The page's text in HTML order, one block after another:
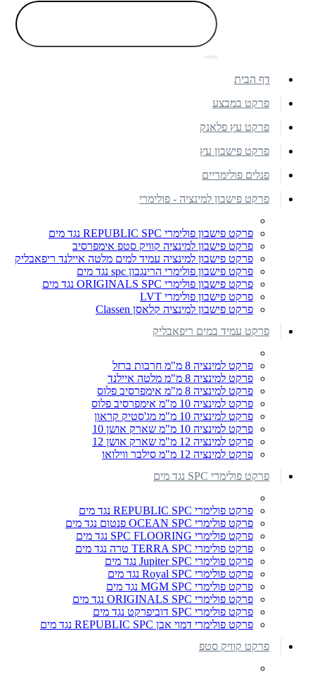
דף הבית
פרקט במבצע
פרקט עץ פלאנק
פרקט פישבון עץ
פנלים פולימריים
פרקט פישבון למינציה - פולימרי
פרקט פישבון פולימרי REPUBLIC SPC נגד מים
פרקט פישבון למינציה קוויק סטפ אימפרסיב
פרקט פישבון למינציה עמיד למים מלטה איילנד ריפאבליק
פרקט פישבון פולימרי הרינגבון spc נגד מים
פרקט פישבון פולימרי ORIGINALS SPC נגד מים
פרקט פישבון פולימרי LVT
פרקט פישבון למינציה קלאסן Classen
פרקט עמיד במים ריפאבליק
פרקט למינציה 8 מ"מ חרבות ברזל
פרקט למינציה 8 מ"מ מלטה איילנד
פרקט למינציה 8 מ"מ אימפרסיב פלוס
פרקט למינציה 10 מ"מ אימפרסיב פלוס
פרקט למינציה 10 מ"מ מג'סטיק קראון
פרקט למינציה 10 מ"מ שארק אושן 10
פרקט למינציה 12 מ"מ שארק אושן 12
פרקט למינציה 12 מ"מ סילבר ווילואו
פרקט פולימרי SPC נגד מים
פרקט פולימרי REPUBLIC SPC נגד מים
פרקט פולימרי OCEAN SPC פנטום נגד מים
פרקט פולימרי SPC FLOORING נגד מים
פרקט פולימרי TERRA SPC טרה נגד מים
פרקט פולימרי Jupiter SPC נגד מים
פרקט פולימרי Royal SPC נגד מים
פרקט פולימרי MGM SPC נגד מים
פרקט פולימרי ORIGINALS SPC נגד מים
פרקט פולימרי SPC דוביפרקט נגד מים
פרקט פולימרי דמוי אבן REPUBLIC SPC נגד מים
פרקט קוויק סטפ